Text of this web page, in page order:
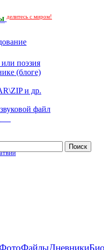
делитесь с миром!
поэзия
(блоге)
и др.
файл
ФайлыДневники